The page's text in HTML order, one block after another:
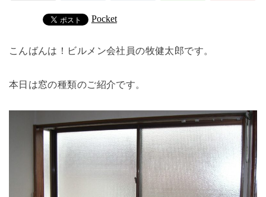
Pocket
こんばんは！ビルメン会社員の牧健太郎です。
本日は窓の種類のご紹介です。